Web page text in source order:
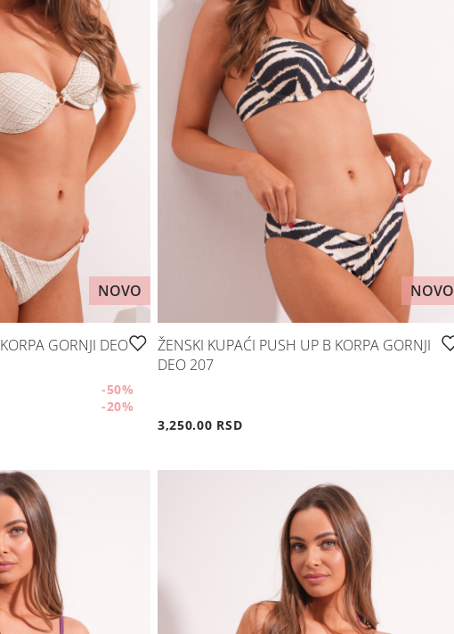
NOVO
GORNJI DEO
-50%
-20%
NOVO
ŽENSKI KUPAĆI PUSH UP B KORPA GORNJI
DEO 207
3,250.00 RSD